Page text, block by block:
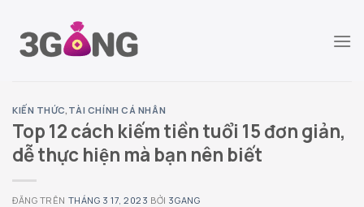
đến
KIẾN THỨC, TÀI CHÍNH CÁ NHÂN
Top 12 cách kiếm tiền tuổi 15 đơn giản,
dễ thực hiện mà bạn nên biết
ĐĂNG TRÊN THÁNG 3 17, 2023 BỞI 3GANG